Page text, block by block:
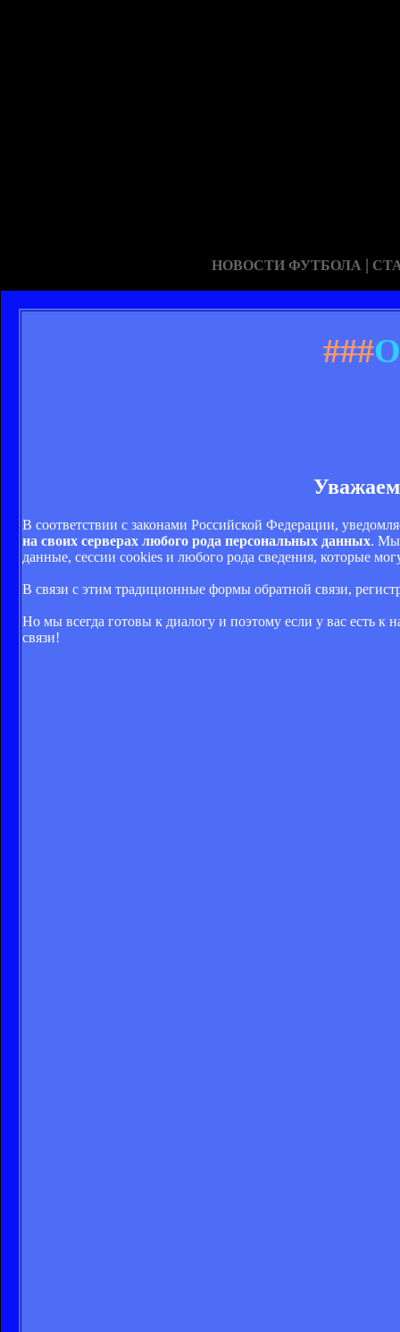
НОВОСТИ ФУТБОЛА |
###
В соответствии с законами Российской Федерации,
на своих серверах любого рода персональных данных. Мы
данные, сессии cookies и любого рода сведения, которые
В связи с этим традиционные формы обратной связи,
Но мы всегда готовы к диалогу и поэтому если у вас есть
связи!